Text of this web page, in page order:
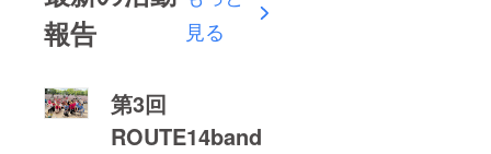
報告
見る
第3回
ROUTE14band